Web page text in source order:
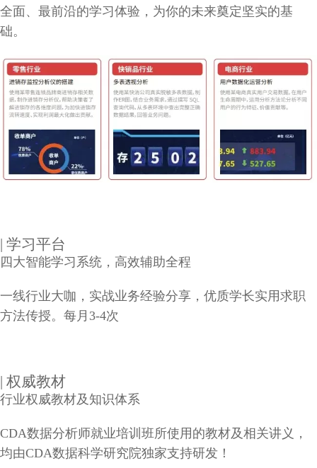
全面、最前沿的学习体验，为你的未来奠定坚实的基
础。
| 学习平台
四大智能学习系统，高效辅助全程
一线行业大咖，实战业务经验分享，优质学长实用求职
方法传授。每月3-4次
| 权威教材
行业权威教材及知识体系
CDA数据分析师就业培训班所使用的教材及相关讲义，
均由CDA数据科学研究院独家支持研发！